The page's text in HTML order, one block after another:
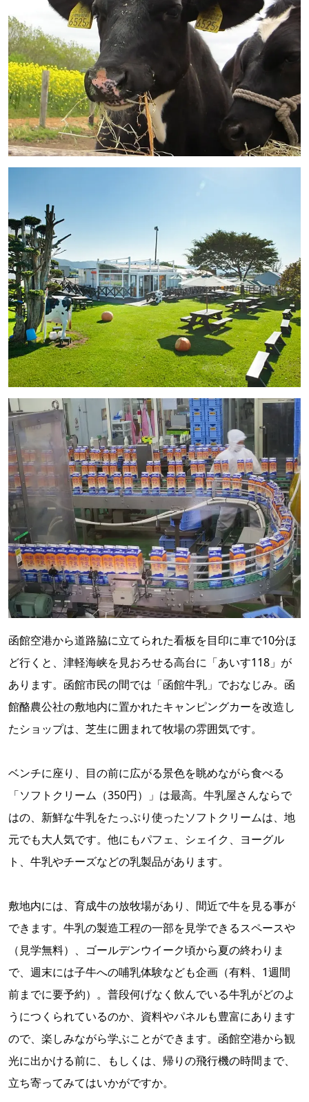
函館空港から道路脇に立てられた看板を目印に車で10分ほ
ど行くと、津軽海峡を見おろせる高台に「あいす118」が
あります。函館市民の間では「函館牛乳」でおなじみ。函
館酪農公社の敷地内に置かれたキャンピングカーを改造し
たショップは、芝生に囲まれて牧場の雰囲気です。
ベンチに座り、目の前に広がる景色を眺めながら食べる
「ソフトクリーム（350円）」は最高。牛乳屋さんならで
はの、新鮮な牛乳をたっぷり使ったソフトクリームは、地
元でも大人気です。他にもパフェ、シェイク、ヨーグル
ト、牛乳やチーズなどの乳製品があります。
敷地内には、育成牛の放牧場があり、間近で牛を見る事が
できます。牛乳の製造工程の一部を見学できるスペースや
（見学無料）、ゴールデンウイーク頃から夏の終わりま
で、週末には子牛への哺乳体験なども企画（有料、1週間
前までに要予約）。普段何げなく飲んでいる牛乳がどのよ
うにつくられているのか、資料やパネルも豊富にあります
ので、楽しみながら学ぶことができます。函館空港から観
光に出かける前に、もしくは、帰りの飛行機の時間まで、
立ち寄ってみてはいかがですか。